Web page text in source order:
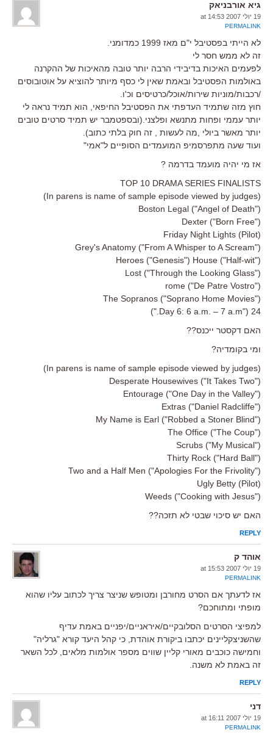
גיא אורבניאק
19 יולי 2007 at 14:53
PERMALINK
לא הייתי בפסטיבל י"ם מאז 1999 כמדומני.
זה לא ממש חסר לי
לפעמים האיכות בדיבידי הרבה יותר טובה מהאיכות של ההקרנה
באולמות הפסטיבל ובאמת שאין לי כסף מיותר להוציא על אוטובוסים
/רכבות/מוניות שירות/אוכל/כרטיסים וכ'ו.
חוץ מזה שתמיד העדפתי את הפסטיבל החיפאי, הוא תמיד נראה לי
יותר עממי ופחות מתנשא ופלצני.(ובספטמבר יש תמיד סרטים טובים
יותר מאשר ביולי ,מה לעשות , זה חוק בלתי כתוב).
ועוד שעה מתפרסמיפ המועמדים הסופיים ל"אמי"
אז מי יהיה מועמד בדרמה ?
TOP 10 DRAMA SERIES FINALISTS
(In parens is name of sample episode viewed by judges)
Boston Legal ("Angel of Death")
Dexter ("Born Free")
Friday Night Lights (Pilot)
Grey's Anatomy ("From A Whisper to A Scream")
Heroes ("Genesis") House ("Half-wit")
Lost ("Through the Looking Glass")
rome ("De Patre Vostro")
The Sopranos ("Soprano Home Movies")
24 ("Day 6: 6 a.m. – 7 a.m.")
האם דקסטר ייכנס??
ומי בקומדיה?
(In parens is name of sample episode viewed by judges)
Desperate Housewives ("It Takes Two")
Entourage ("One Day in the Valley")
Extras ("Daniel Radcliffe")
My Name is Earl ("Robbed a Stoner Blind")
The Office ("The Coup")
Scrubs ("My Musical")
Thirty Rock ("Hard Ball")
Two and a Half Men ("Apologies For the Frivolity")
Ugly Betty (Pilot)
Weeds ("Cooking with Jesus")
האם יש סיכוי שבטי לא תזכה??
REPLY
אוהד ק
19 יולי 2007 at 15:53
PERMALINK
אז לדעתך אם הסרט מחורבן ומטופש שניצר צריך לכתוב עליו שהוא
מופתי ומתוחכם?
למפיצי הסרטים הסלובקיים/איראניים/יפניים באמת עדיף
שהשניצקליינים יכתבו ביקורת אוהדת, כי קהל היעד קורא "גרליה"
וחמישה כוכבים מאורי קליין שווים מספר אולמות מלאים, לכל השאר
זה באמת לא משנה.
REPLY
דני
19 יולי 2007 at 16:11
PERMALINK